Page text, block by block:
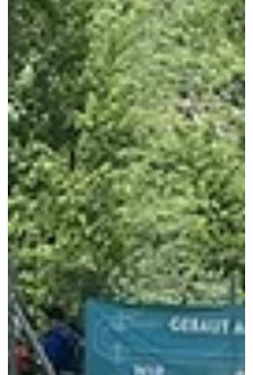
Funkleistungsabzeichen in Stufe Silber.
Folgende fünf Stationen mussten beim
Bewerb um das FULA Silber bewältigt
werden: Station 1: Lotsendienst Station 2:
Erstellen, Weitergeben einer Nachricht
Station 3: Übermitteln einer Nachricht
Station 4: Funker im Gefahrguteinsatz Station
5: Fragen aus dem Funkwesen